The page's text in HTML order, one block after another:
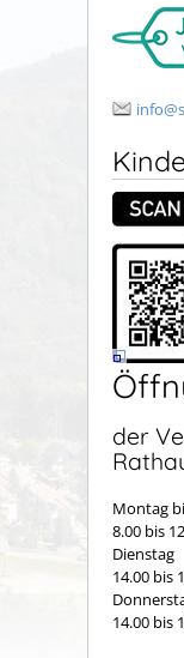
der
Montag
8.00 bis
14.00 bis
14.00 bis